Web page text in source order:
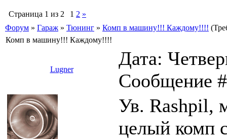
Страница 1 из 2 1 2 »
Форум » Гараж » Тюнинг » Комп в машину!!! Каждому!!!!
Комп в машину!!! Каждому!!!!
Lugner
Дата:
Сообщение
Ув. Rashpil,
целый комп